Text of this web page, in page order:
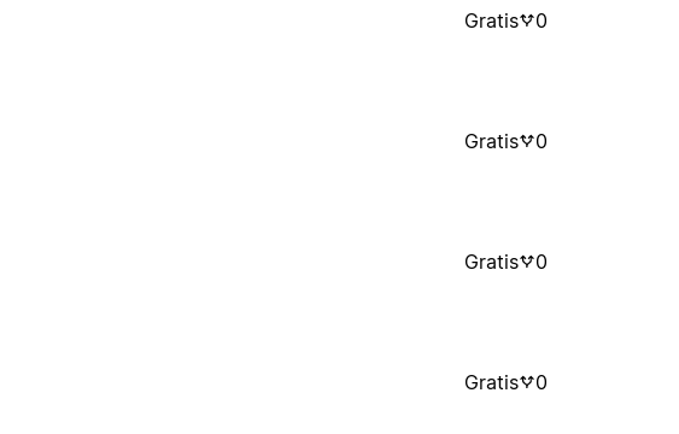
Gratis 0
Gratis 0
Gratis 0
Gratis 0